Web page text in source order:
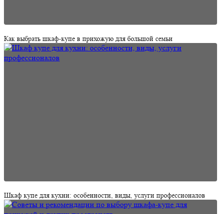
Как выбрать шкаф-купе в прихожую для большой семьи
Шкаф купе для кухни: особенности, виды, услуги профессионалов